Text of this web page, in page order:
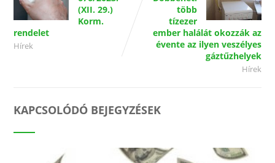
(XII. 29.)
Korm.
rendelet
Hírek
több
tízezer
ember halálát okozzák az
évente az ilyen veszélyes
gáztűzhelyek
Hírek
KAPCSOLÓDÓ BEJEGYZÉSEK